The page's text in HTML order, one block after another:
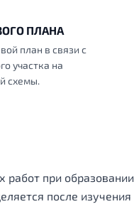
ПЛАНА
план в связи с
участка на
схемы.
работ при образовании
после изучения